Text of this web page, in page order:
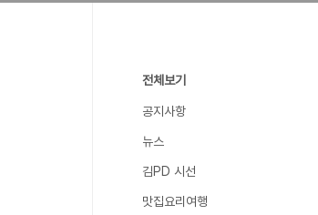
전체보기
공지사항
뉴스
김PD 시선
맛집요리여행